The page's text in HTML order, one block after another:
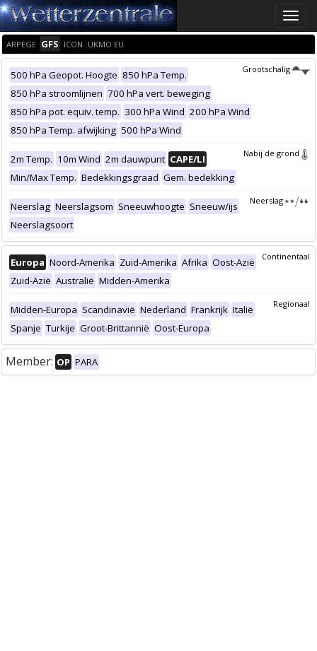
Toggle
ARPEGE GFS ICON UKMO EU
Grootschalig
500 hPa Geopot. Hoogte 850 hPa Temp.
850 hPa stroomlijnen 700 hPa vert. beweging
850 hPa pot. equiv. temp. 300 hPa Wind 200 hPa Wind
850 hPa Temp. afwijking 500 hPa Wind
Nabij de grond
2m Temp. 10m Wind 2m dauwpunt CAPE/LI
Min/Max Temp. Bedekkingsgraad Gem. bedekking
Neerslag
Neerslag Neerslagsom Sneeuwhoogte Sneeuw/ijs
Neerslagsoort
Continentaal
Europa Noord-Amerika Zuid-Amerika Afrika Oost-Azië
Zuid-Azië Australië Midden-Amerika
Regionaal
Midden-Europa Scandinavië Nederland Frankrijk Italië
Spanje Turkije Groot-Brittannië Oost-Europa
Member: OP PARA